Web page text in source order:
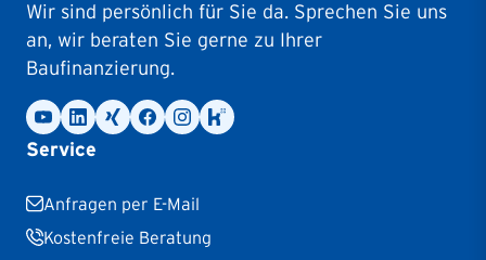
Wir sind persönlich für Sie da. Sprechen Sie uns
an, wir beraten Sie gerne zu Ihrer
Baufinanzierung.
Service
Anfragen per E-Mail
Kostenfreie Beratung